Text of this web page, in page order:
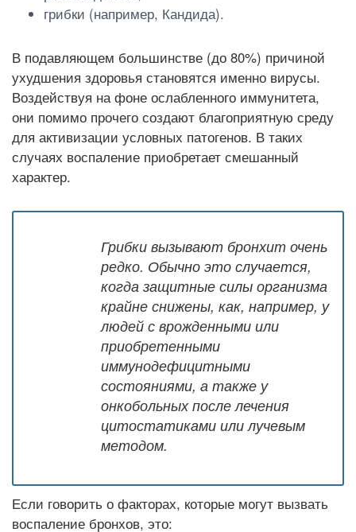
грибки (например, Кандида).
В подавляющем большинстве (до 80%) причиной
ухудшения здоровья становятся именно вирусы.
Воздействуя на фоне ослабленного иммунитета,
они помимо прочего создают благоприятную среду
для активизации условных патогенов. В таких
случаях воспаление приобретает смешанный
характер.
Грибки вызывают бронхит очень
редко. Обычно это случается,
когда защитные силы организма
крайне снижены, как, например, у
людей с врожденными или
приобретенными
иммунодефицитными
состояниями, а также у
онкобольных после лечения
цитостатиками или лучевым
методом.
Если говорить о факторах, которые могут вызвать
воспаление бронхов, это: